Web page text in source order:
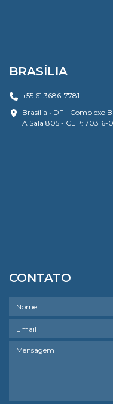
BRASÍLIA
+55 61 3686-7781
Brasília • DF - Complexo
A Sala 805 - CEP: 70316-
CONTATO